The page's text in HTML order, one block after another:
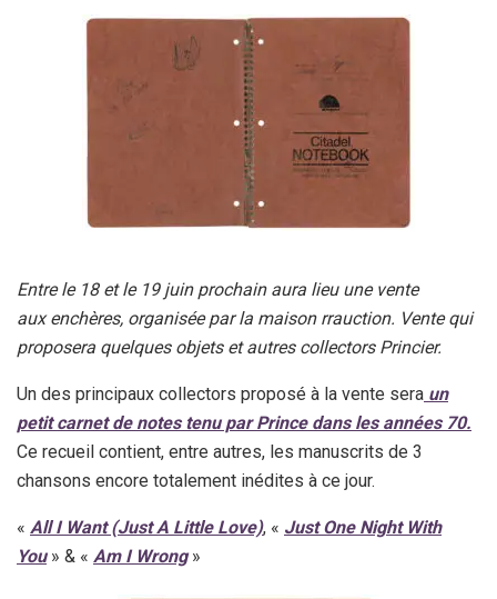
Entre le 18 et le 19 juin prochain aura lieu une vente
aux enchères, organisée par la maison rrauction. Vente qui
proposera quelques objets et autres collectors Princier.
Un des principaux collectors proposé à la vente sera un
petit carnet de notes tenu par Prince dans les années 70.
Ce recueil contient, entre autres, les manuscrits de 3
chansons encore totalement inédites à ce jour.
« All I Want (Just A Little Love), « Just One Night With
You» & « Am I Wrong»